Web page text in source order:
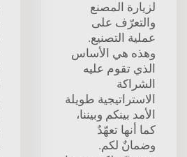
لزيارة المصنع
والتعرّف على
عملية التصنيع.
وهذه هي الأساس
الذي تقوم عليه
الشراكة
الاستراتيجية طويلة
الأمد بينكم وبيننا،
كما أنها تعهّدٌ
وضمانٌ لكم.